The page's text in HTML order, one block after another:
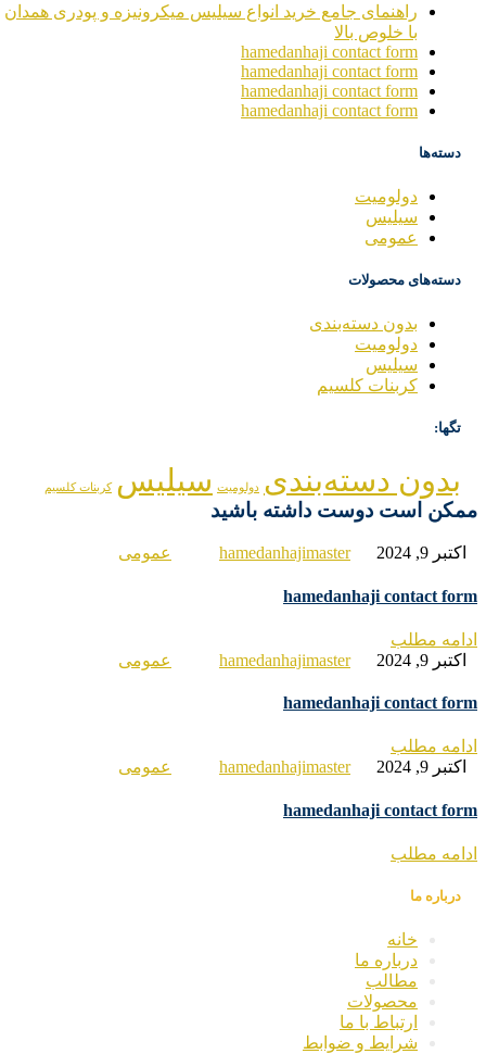
راهنمای جامع خرید انواع سیلیس میکرونیزه و پودری همدان
با خلوص بالا
hamedanhaji contact form
hamedanhaji contact form
hamedanhaji contact form
hamedanhaji contact form
دسته‌ها
دولومیت
سیلیس
عمومی
دسته‌های محصولات
بدون دسته‌بندی
دولومیت
سیلیس
کربنات کلسیم
تگها:
بدون دسته‌بندی دولومیت سیلیس کربنات کلسیم
است دوست داشته باشید
9, 2024
hamedanhajimaster عمومی
hamedanhaji contact
مطلب
9, 2024
hamedanhajimaster عمومی
hamedanhaji contact
مطلب
9, 2024
hamedanhajimaster عمومی
hamedanhaji contact
مطلب
درباره ما
خانه
درباره ما
مطالب
محصولات
ارتباط با ما
شرایط و ضوابط